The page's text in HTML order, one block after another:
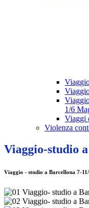
1/6
Viaggi
Violenza
Viaggio-studio
Viaggio - studio a Barcellona 7-